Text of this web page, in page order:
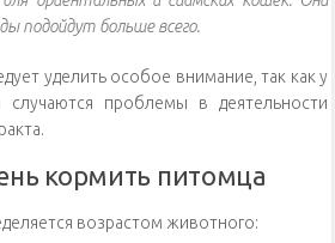
подойдут больше всего.
уделить особое внимание, так как у
случаются проблемы в деятельности
кормить питомца
возрастом животного: